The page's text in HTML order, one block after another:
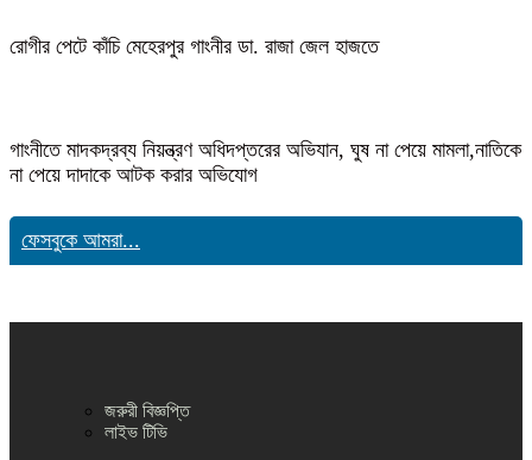
রোগীর পেটে কাঁচি মেহেরপুর গাংনীর ডা. রাজা জেল হাজতে
গাংনীতে মাদকদ্রব্য নিয়ন্ত্রণ অধিদপ্তরের অভিযান, ঘুষ না পেয়ে মামলা,নাতিকে
না পেয়ে দাদাকে আটক করার অভিযোগ
ফেসবুকে আমরা...
জরুরী বিজ্ঞপ্তি
লাইভ টিভি